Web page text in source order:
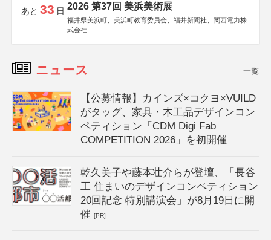
あと 33 日 2026 第37回 美浜美術展
福井県美浜町、美浜町教育委員会、福井新聞社、関西電力株
式会社
ニュース 一覧
【公募情報】カインズ×コクヨ×VUILD
がタッグ、家具・木工品デザインコン
ペティション「CDM Digi Fab
COMPETITION 2026」を初開催
乾久美子や藤本壮介らが登壇、「長谷
工 住まいのデザインコンペティション
20回記念 特別講演会」が8月19日に開
催[PR]